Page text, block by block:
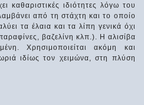
καθαριστικές ιδιότητες λόγω του
από τη στάχτη και το οποίο
τα έλαια και τα λίπη γενικά όχι
βαζελίνη κλπ.). Η αλισίβα
Χρησιμοποιείται ακόμη και
ιδίως τον χειμώνα, στη πλύση